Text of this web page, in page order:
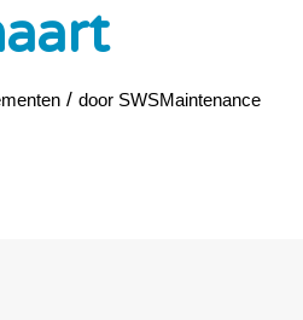
/ door SWSMaintenance